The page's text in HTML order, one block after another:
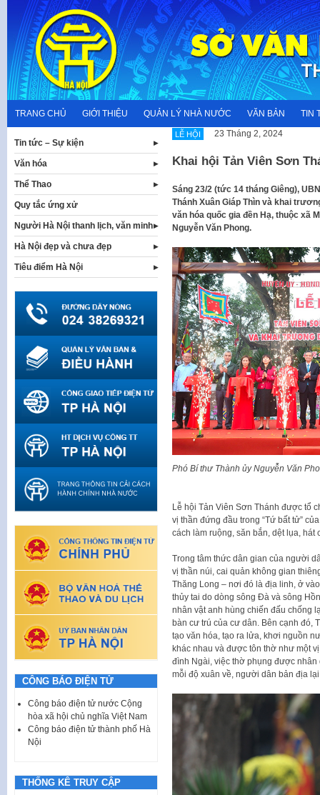
content
TRANG CHỦ GIỚI THIỆU QUẢN LÝ NHÀ NƯỚC VĂN BẢN TIN
LỄ HỘI 23 Tháng 2, 2024
Khai hội Tản Viên Sơn
Sáng 23/2 (tức 14 tháng Giêng),
Thánh Xuân Giáp Thìn và khai
văn hóa quốc gia đền Hạ, thuộc xã
Nguyễn Văn Phong.
Phó Bí thư Thành ủy Nguyễn Văn
Lễ hội Tản Viên Sơn Thánh được tổ
vị thần đứng đầu trong “Tứ bất tử”
cách làm ruộng, săn bắn, dệt lụa, hát
Trong tâm thức dân gian của người
vị thần núi, cai quản không gian
Thăng Long – nơi đó là địa linh, ở
thủy tai do dòng sông Đà và sông
nhân vật anh hùng chiến đấu chống
bàn cư trú của cư dân. Bên cạnh đó,
tạo văn hóa, tạo ra lửa, khơi nguồn
khác nhau và được tôn thờ như một
đình Ngài, việc thờ phụng được
mỗi độ xuân về, người dân bản địa
Tin tức – Sự kiện
Văn hóa
Thể Thao
Quy tắc ứng xử
Người Hà Nội thanh lịch, văn minh
Hà Nội đẹp và chưa đẹp
Tiêu điểm Hà Nội
CÔNG BÁO ĐIỆN TỬ
Công báo điện tử nước Cộng
hòa xã hội chủ nghĩa Việt Nam
Công báo điện tử thành phố Hà
Nội
THỐNG KÊ TRUY CẬP